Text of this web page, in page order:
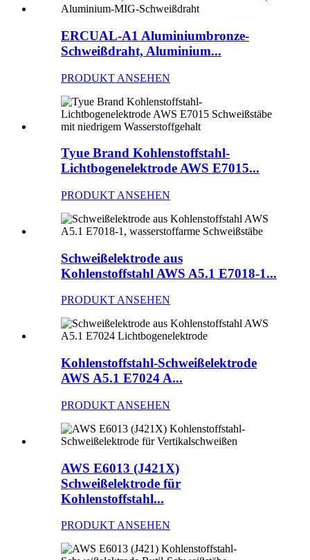
ERCUAL-A1 Aluminiumbronze-
Schweißdraht, Aluminium...
PRODUKT ANSEHEN
Tyue Brand Kohlenstoffstahl-
Lichtbogenelektrode AWS E7015...
PRODUKT ANSEHEN
Schweißelektrode aus
Kohlenstoffstahl AWS A5.1 E7018-1...
PRODUKT ANSEHEN
Kohlenstoffstahl-Schweißelektrode
AWS A5.1 E7024 A...
PRODUKT ANSEHEN
AWS E6013 (J421X)
Schweißelektrode für
Kohlenstoffstahl...
PRODUKT ANSEHEN